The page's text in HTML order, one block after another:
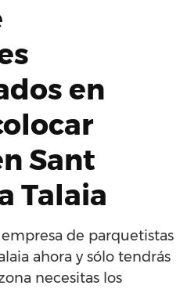
en
Sant
Talaia
de parquetistas
ahora y sólo tendrás
necesitas los